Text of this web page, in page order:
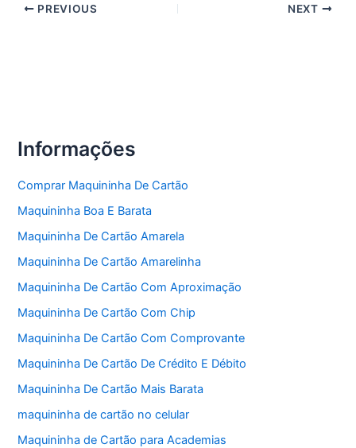
PREVIOUS NEXT
Informações
Comprar Maquininha De Cartão
Maquininha Boa E Barata
Maquininha De Cartão Amarela
Maquininha De Cartão Amarelinha
Maquininha De Cartão Com Aproximação
Maquininha De Cartão Com Chip
Maquininha De Cartão Com Comprovante
Maquininha De Cartão De Crédito E Débito
Maquininha De Cartão Mais Barata
maquininha de cartão no celular
Maquininha de Cartão para Academias